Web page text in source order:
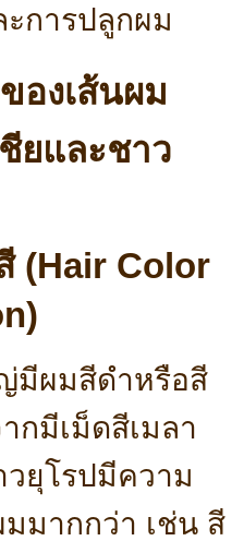
การปลูกผม
(Hair Color
มีผมสีดำหรือสี
กมีเม็ดสีเมลา
ยุโรปมีความ
มากกว่า เช่น สี